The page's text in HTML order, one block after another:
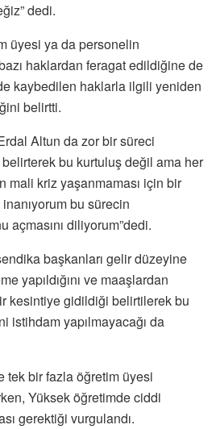
dedi.
üyesi ya da personelin
bazı haklardan feragat edildiğine de
kaybedilen haklarla ilgili yeniden
belirtti.
Altun da zor bir süreci
belirterek bu kurtuluş değil ama her
mali kriz yaşanmaması için bir
inanıyorum bu sürecin
açmasını diliyorum”dedi.
başkanları gelir düzeyine
yapıldığını ve maaşlardan
kesintiye gidildiği belirtilerek bu
istihdam yapılmayacağı da
tek bir fazla öğretim üyesi
Yüksek öğretimde ciddi
gerektiği vurgulandı.